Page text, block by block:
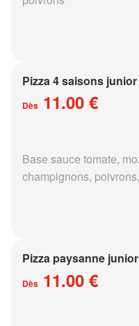
Pizza 4 saisons junior
Dès 11.00 €
Base sauce tomate,
champignons,
Pizza paysanne junior
Dès 11.00 €